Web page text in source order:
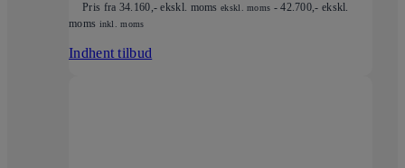
Pris fra 34.160,- ekskl. moms ekskl. moms -42.700,- ekskl.
moms inkl. moms
Indhent tilbud